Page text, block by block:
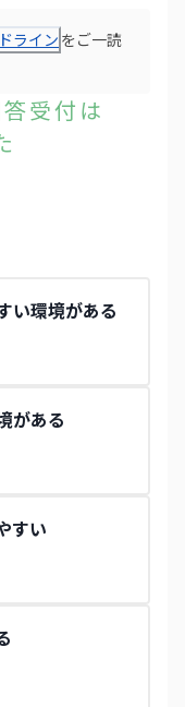
ライン をご一読
受付は
い環境がある
がある
すい